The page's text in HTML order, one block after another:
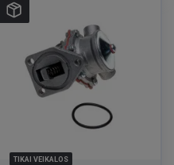
TIKAI VEIKALOS